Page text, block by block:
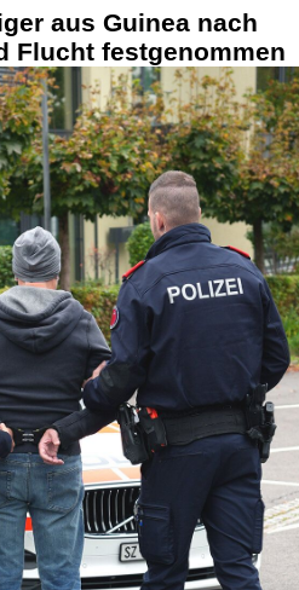
aus Guinea nach
Flucht festgenommen